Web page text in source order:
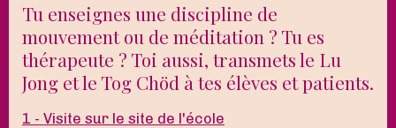
Tu enseignes une discipline de
mouvement ou de méditation ? Tu es
thérapeute ? Toi aussi, transmets le Lu
Jong et le Tog Chöd à tes élèves et patients.
1 - Visite sur le site de l'école